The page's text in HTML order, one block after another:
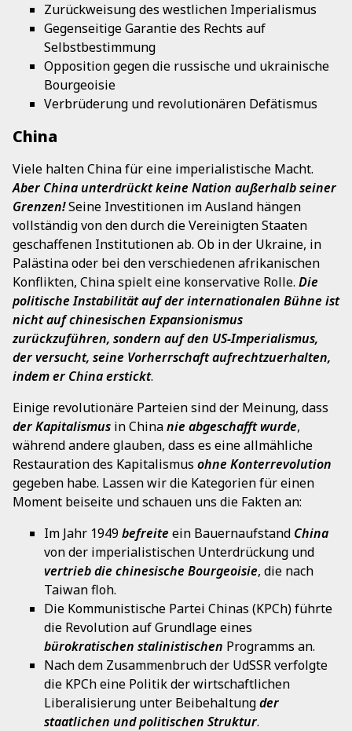
Zurückweisung des westlichen Imperialismus
Gegenseitige Garantie des Rechts auf
Selbstbestimmung
Opposition gegen die russische und ukrainische
Bourgeoisie
Verbrüderung und revolutionären Defätismus
China
Viele halten China für eine imperialistische Macht.
Aber China unterdrückt keine Nation außerhalb seiner
Grenzen!Seine Investitionen im Ausland hängen
vollständig von den durch die Vereinigten Staaten
geschaffenen Institutionen ab. Ob in der Ukraine, in
Palästina oder bei den verschiedenen afrikanischen
Konflikten, China spielt eine konservative Rolle. Die
politische Instabilität auf der internationalen Bühne ist
nicht auf chinesischen Expansionismus
zurückzuführen, sondern auf den US-Imperialismus,
der versucht, seine Vorherrschaft aufrechtzuerhalten,
indem er China erstickt.
Einige revolutionäre Parteien sind der Meinung, dass
der Kapitalismus in Chinanie abgeschafft wurde,
während andere glauben, dass es eine allmähliche
Restauration des Kapitalismus ohne Konterrevolution
gegeben habe. Lassen wir die Kategorien für einen
Moment beiseite und schauen uns die Fakten an:
Im Jahr 1949 befreite ein Bauernaufstand China
von der imperialistischen Unterdrückung und
vertrieb die chinesische Bourgeoisie, die nach
Taiwan floh.
Die Kommunistische Partei Chinas (KPCh) führte
die Revolution auf Grundlage eines
bürokratischen stalinistischen Programms an.
Nach dem Zusammenbruch der UdSSR verfolgte
die KPCh eine Politik der wirtschaftlichen
Liberalisierung unter Beibehaltungder
staatlichen und politischen Struktur.